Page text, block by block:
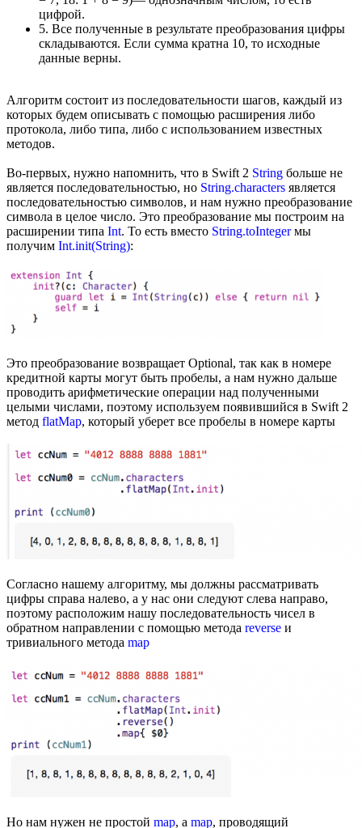
цифрой.
5. Все полученные в результате преобразования цифры
складываются. Если сумма кратна 10, то исходные
данные верны.
Алгоритм состоит из последовательности шагов, каждый из
которых будем описывать с помощью расширения либо
протокола, либо типа, либо с использованием известных
методов.
Во-первых, нужно напомнить, что в Swift 2 String больше не
является последовательностью, но String.characters является
последовательностью символов, и нам нужно преобразование
символа в целое число. Это преобразование мы построим на
расширении типа Int. То есть вместо String.toIntegerмы
получим Int.init(String):
Это преобразование возвращает Optional, так как в номере
кредитной карты могут быть пробелы, а нам нужно дальше
проводить арифметические операции над полученными
целыми числами, поэтому используем появившийся в Swift 2
метод flatMap, который уберет все пробелы в номере карты
Согласно нашему алгоритму, мы должны рассматривать
цифры справа налево, а у нас они следуют слева направо,
поэтому расположим нашу последовательность чисел в
обратном направлении с помощью метода reverse и
тривиального метода map
Но нам нужен не простой map, а map, проводящий